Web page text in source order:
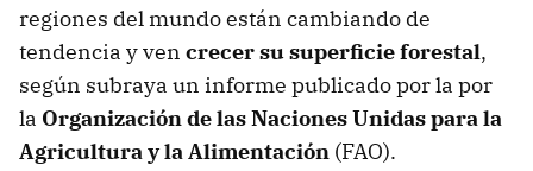
regiones del mundo están cambiando de
tendencia y ven crecer su superficie forestal,
según subraya un informe publicado por la por
la Organización de las Naciones Unidas para la
Agricultura y la Alimentación (FAO).